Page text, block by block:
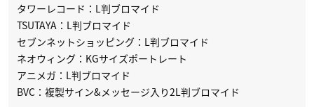
タワーレコード：L判ブロマイド
TSUTAYA：L判ブロマイド
セブンネットショッピング：L判ブロマイド
ネオウィング：KGサイズポートレート
アニメガ：L判ブロマイド
BVC：複製サイン&メッセージ入り2L判ブロマイド